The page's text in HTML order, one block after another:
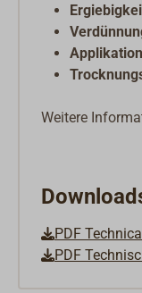
Weitere
PDF
PDF